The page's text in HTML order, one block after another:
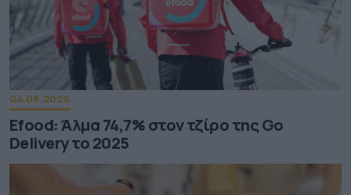
04.08.2026
Efood: Άλμα 74,7% στον τζίρο της Go
Delivery το 2025